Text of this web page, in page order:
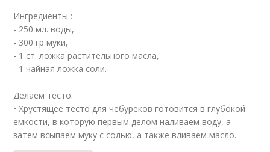
Ингредиенты :
- 250 мл. воды,
- 300 гр муки,
- 1 ст. ложка растительного масла,
- 1 чайная ложка соли.
Делаем тесто:
• Хрустящее тесто для чебуреков готовится в глубокой
емкости, в которую первым делом наливаем воду, а
затем всыпаем муку с солью, а также вливаем масло.